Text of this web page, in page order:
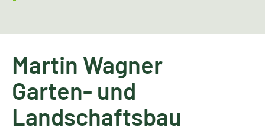
Martin Wagner
Garten- und
Landschaftsbau